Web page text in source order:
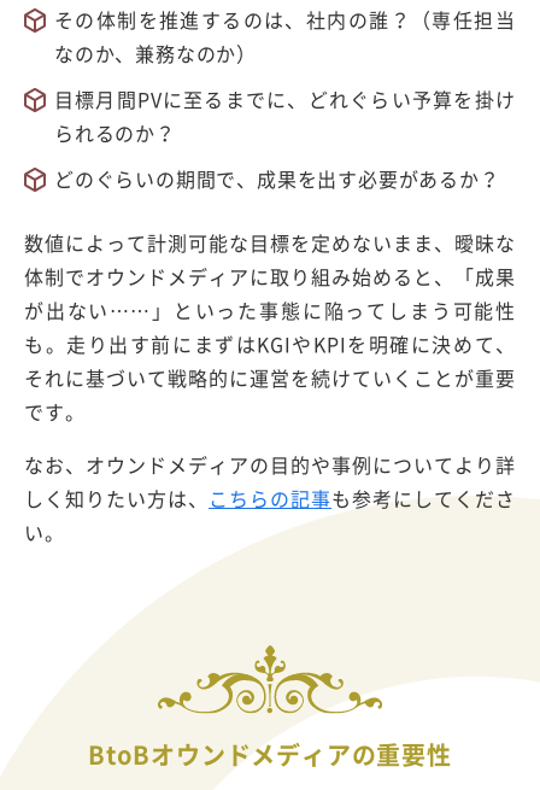
その体制を推進するのは、社内の誰？（専任担当
なのか、兼務なのか）
目標月間PVに至るまでに、どれぐらい予算を掛け
られるのか？
どのぐらいの期間で、成果を出す必要があるか？
数値によって計測可能な目標を定めないまま、曖昧な
体制でオウンドメディアに取り組み始めると、「成果
が出ない……」といった事態に陥ってしまう可能性
も。走り出す前にまずはKGIやKPIを明確に決めて、
それに基づいて戦略的に運営を続けていくことが重要
です。
なお、オウンドメディアの目的や事例についてより詳
しく知りたい方は、 こちらの記事も参考にしてくださ
い。
BtoBオウンドメディアの重要性